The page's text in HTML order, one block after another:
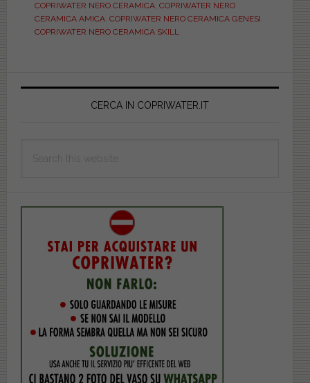
sanitari
di
COPRIWATER NERO CERAMICA, COPRIWATER NERO
CERAMICA AMICA, COPRIWATER NERO CERAMICA GENESI,
COPRIWATER NERO CERAMICA SKILL
Primary
CERCA IN COPRIWATER.IT